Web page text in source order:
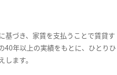
基づき、家賃を支払うことで賃貸す
40年以上の実績をもとに、ひとりひ
ます。